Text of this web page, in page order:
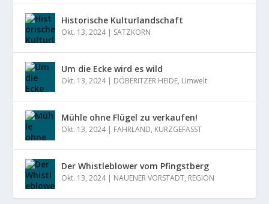
Historische Kulturlandschaft
Okt. 13, 2024| SATZKORN
Um die Ecke wird es wild
Okt. 13, 2024| DÖBERITZER HEIDE, Umwelt
Mühle ohne Flügel zu verkaufen!
Okt. 13, 2024| FAHRLAND, KURZGEFASST
Der Whistleblower vom Pfingstberg
Okt. 13, 2024| NAUENER VORSTADT, REGION